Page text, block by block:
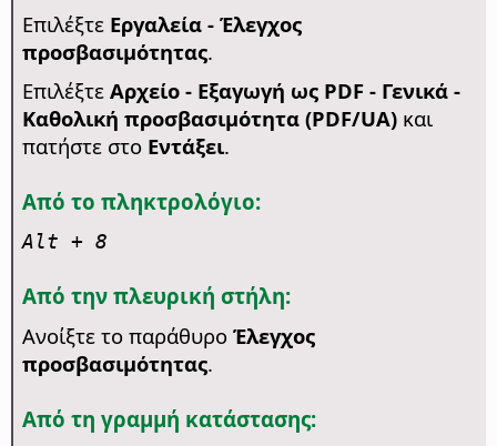
Επιλέξτε Εργαλεία - Έλεγχος
προσβασιμότητας.
Επιλέξτε Αρχείο - Εξαγωγή ως PDF - Γενικά -
Καθολική προσβασιμότητα (PDF/UA)και
πατήστε στο Εντάξει.
Από το πληκτρολόγιο:
Alt + 8
Από την πλευρική στήλη:
Ανοίξτε το παράθυρο Έλεγχος
προσβασιμότητας.
Από τη γραμμή κατάστασης: